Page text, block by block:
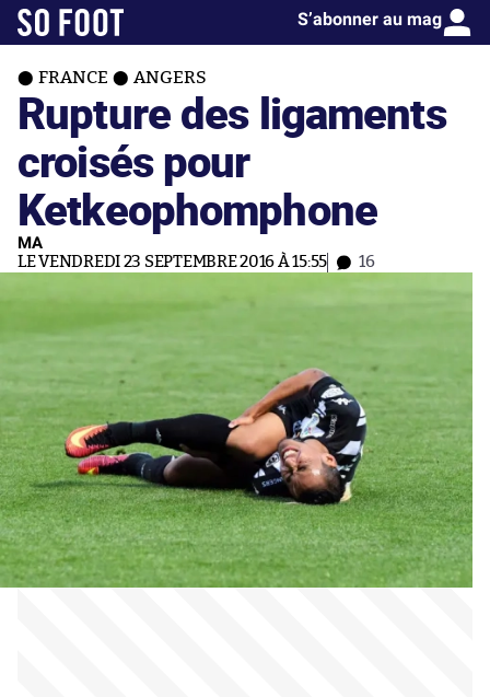
S’abonner au mag
FRANCE ANGERS
Rupture des ligaments
croisés pour
Ketkeophomphone
MA
LE VENDREDI 23 SEPTEMBRE 2016 À 15:55 16